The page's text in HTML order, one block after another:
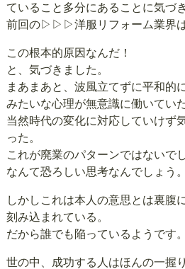
ていること多分にあることに気づ
前回の▷▷▷洋服リフォーム業界は
この根本的原因なんだ！
と、気づきました。
まあまあと、波風立てずに平和的
みたいな心理が無意識に働いてい
当然時代の変化に対応していけず
った。
これが廃業のパターンではないで
なんて恐ろしい思考なんでしょう。
しかしこれは本人の意思とは裏腹
刻み込まれている。
だから誰でも陥っているようです。
世の中、成功する人はほんの一握